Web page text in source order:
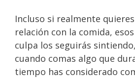
Incluso si realmente
relación con la comida,
culpa los seguirás
cuando comas algo que
tiempo has considerado